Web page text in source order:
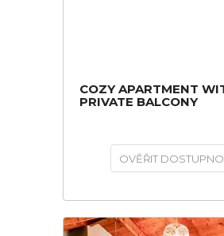
COZY APARTMENT
PRIVATE BALCONY
OVĚŘIT